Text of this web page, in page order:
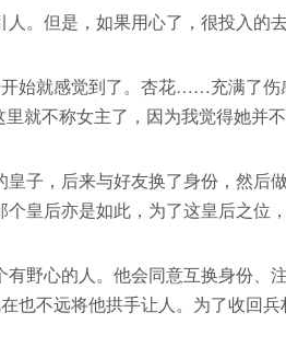
但是，如果用心了，很投入的
就感觉到了。杏花……充满了伤
就不称女主了，因为我觉得她并
，后来与好友换了身份，然后
皇后亦是如此，为了这皇后之位
心的人。他会同意互换身份、
也不远将他拱手让人。为了收回